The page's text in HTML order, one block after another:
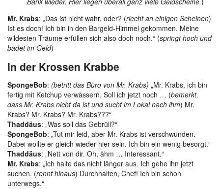
Mr. Krabs: „Das ist nicht wahr, oder? (riecht an einigen Scheinen)
Ist es doch! Ich bin in den Bargeld-Himmel gekommen. Meine
wildesten Träume erfüllen sich also doch noch.“ (springt hoch und
badet im Geld)
In der Krossen Krabbe
SpongeBob: (betritt das Büro von Mr. Krabs) „Mr. Krabs, ich bin
fertig mit Ketchup verwässern. Soll ich jetzt noch … (bemerkt,
dass Mr. Krabs nicht da ist und sucht im Lokal nach ihm) Mr.
Krabs? Mr. Krabs? Mr. Krabs???“
Thaddäus: „Was soll das Gebrüll?“
SpongeBob: „Tut mir leid, aber Mr. Krabs ist verschwunden.
Dabei wollte er gleich wieder hier sein. Ich bin ein wenig besorgt.“
Thaddäus: „Nett von dir. Oh, ähm … Interessant.“
Mr. Krabs: „Ich halte das nicht länger aus. Ich gehe ihn jetzt
suchen. (rennt hinaus) Durchhalten, Chef! Ich bin schon
unterwegs.“